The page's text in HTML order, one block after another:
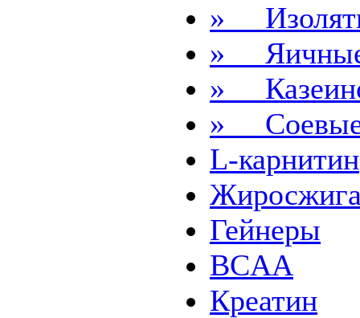
»
»
»
»
L-карнитин
Гейнеры
BCAA
Креатин